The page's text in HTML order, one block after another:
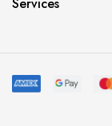
Services